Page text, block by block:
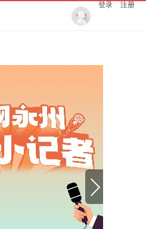
登录 注册